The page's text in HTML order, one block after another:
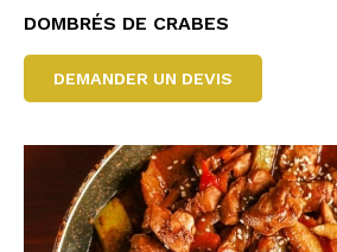
DOMBRÉS DE CRABES
DEMANDER UN DEVIS